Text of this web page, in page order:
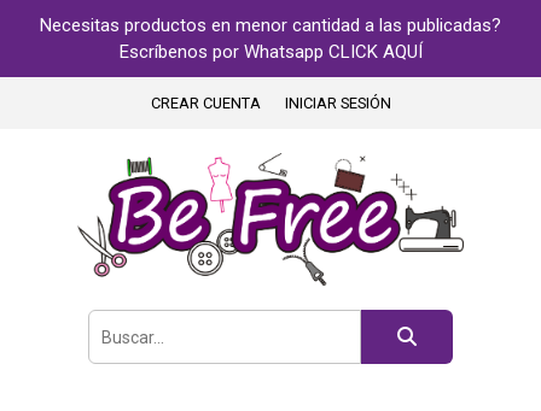
Necesitas productos en menor cantidad a las publicadas?
Escríbenos por Whatsapp CLICK AQUÍ
CREAR CUENTA INICIAR SESIÓN